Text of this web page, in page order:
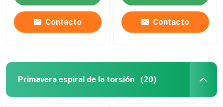
Contacto Contacto
Primavera espiral de la torsión (20)